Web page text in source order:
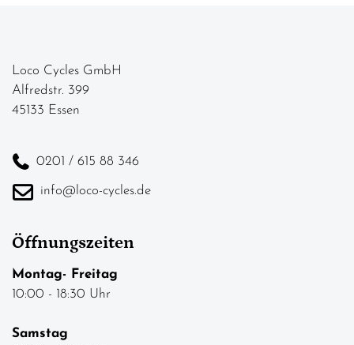
Loco Cycles GmbH
Alfredstr. 399
45133 Essen
0201 / 615 88 346
info@loco-cycles.de
Öffnungszeiten
Montag- Freitag
10:00 - 18:30 Uhr
Samstag